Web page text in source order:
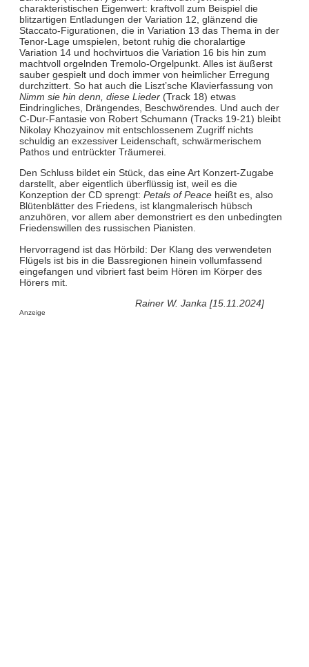
charakteristischen Eigenwert: kraftvoll zum Beispiel die
blitzartigen Entladungen der Variation 12, glänzend die
Staccato-Figurationen, die in Variation 13 das Thema in der
Tenor-Lage umspielen, betont ruhig die choralartige
Variation 14 und hochvirtuos die Variation 16 bis hin zum
machtvoll orgelnden Tremolo-Orgelpunkt. Alles ist äußerst
sauber gespielt und doch immer von heimlicher Erregung
durchzittert. So hat auch die Liszt’sche Klavierfassung von
Nimm sie hin denn, diese Lieder(Track 18) etwas
Eindringliches, Drängendes, Beschwörendes. Und auch der
C-Dur-Fantasie von Robert Schumann (Tracks 19-21) bleibt
Nikolay Khozyainov mit entschlossenem Zugriff nichts
schuldig an exzessiver Leidenschaft, schwärmerischem
Pathos und entrückter Träumerei.
Den Schluss bildet ein Stück, das eine Art Konzert-Zugabe
darstellt, aber eigentlich überflüssig ist, weil es die
Konzeption der CD sprengt: Petals of Peaceheißt es, also
Blütenblätter des Friedens, ist klangmalerisch hübsch
anzuhören, vor allem aber demonstriert es den unbedingten
Friedenswillen des russischen Pianisten.
Hervorragend ist das Hörbild: Der Klang des verwendeten
Flügels ist bis in die Bassregionen hinein vollumfassend
eingefangen und vibriert fast beim Hören im Körper des
Hörers mit.
Rainer W. Janka [15.11.2024]
Anzeige